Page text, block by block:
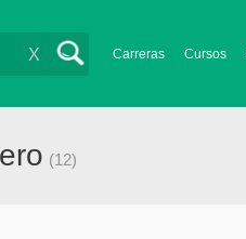
Carreras Cursos
X
(12)